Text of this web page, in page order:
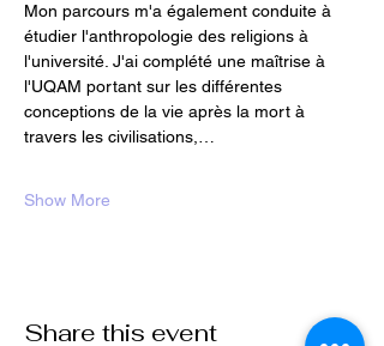
Mon parcours m'a également conduite à
étudier l'anthropologie des religions à
l'université. J'ai complété une maîtrise à
l'UQAM portant sur les différentes
conceptions de la vie après la mort à
travers les civilisations,…
Show More
Share this event